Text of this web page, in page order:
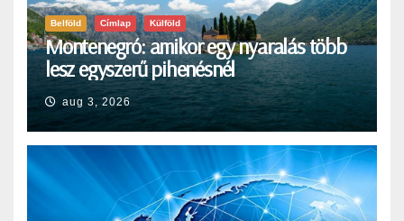
Belföld Címlap Külföld
Montenegró: amikor egy nyaralás több
lesz egyszerű pihenésnél
aug 3, 2026